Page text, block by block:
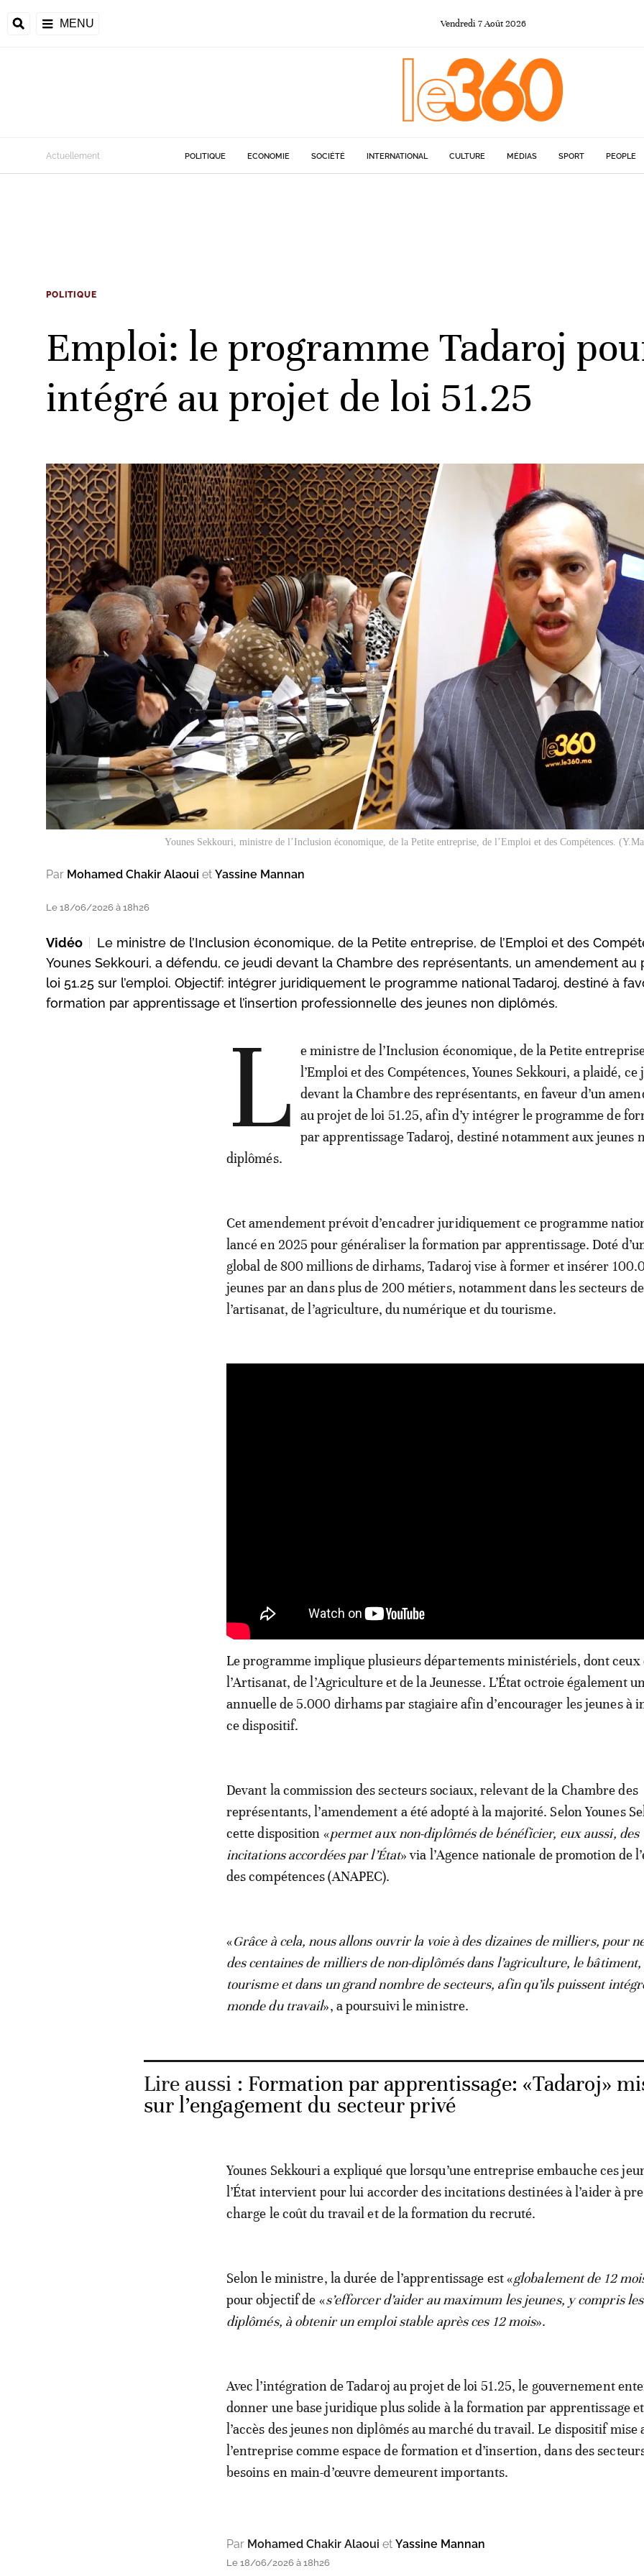
MENU Vendredi 7Août 2026
Actuellement POLITIQUE ECONOMIE SOCIÉTÉ INTERNATIONAL CULTURE MÉDIAS SPORT PEOPLE
POLITIQUE
Emploi: le programme Tadaroj
intégré au projet de loi 51.25
Younes Sekkouri, ministre de l’Inclusion économique, de la Petite entreprise, de l’Emploi et des Compétences.
Par Mohamed Chakir Alaoui et Yassine Mannan
Le 18/06/2026 à 18h26
Vidéo
Le ministre de l’Inclusion économique, de la Petite entreprise, de l’Emploi et des
Younes Sekkouri, a défendu, ce jeudi devant la Chambre des représentants, un amendement au
loi 51.25 sur l’emploi. Objectif: intégrer juridiquement le programme national Tadaroj, destiné à
formation par apprentissage et l’insertion professionnelle des jeunes non diplômés.
L
e ministre de l’Inclusion économique, de la Petite
l’Emploi et des Compétences, Younes Sekkouri, a plaidé, ce
devant la Chambre des représentants, en faveur d’un
au projet de loi 51.25, afin d’y intégrer le programme de
par apprentissage Tadaroj, destiné notamment aux jeunes
diplômés.
Cet amendement prévoit d’encadrer juridiquement ce programme
lancé en 2025 pour généraliser la formation par apprentissage. Doté
global de 800 millions de dirhams, Tadaroj vise à former et insérer
jeunes par an dans plus de 200 métiers, notamment dans les secteurs de
l’artisanat, de l’agriculture, du numérique et du tourisme.
Le programme implique plusieurs départements ministériels, dont ceux
l’Artisanat, de l’Agriculture et de la Jeunesse. L’État octroie également
annuelle de 5.000 dirhams par stagiaire afin d’encourager les jeunes à
ce dispositif.
Devant la commission des secteurs sociaux, relevant de la Chambre des
représentants, l’amendement a été adopté à la majorité. Selon Younes
cette disposition «permet aux non-diplômés de bénéficier, eux aussi, des
incitations accordées par l’État» via l’Agence nationale de promotion de
des compétences (ANAPEC).
«Grâce à cela, nous allons ouvrir la voie à des dizaines de milliers, pour
des centaines de milliers de non-diplômés dans l’agriculture, le bâtiment,
tourisme et dans un grand nombre de secteurs, afin qu’ils puissent
monde du travail», a poursuivi le ministre.
Lire aussi : Formation par apprentissage: «Tadaroj»
sur l’engagement du secteur privé
Younes Sekkouri a expliqué que lorsqu’une entreprise embauche ces
l’État intervient pour lui accorder des incitations destinées à l’aider à
charge le coût du travail et de la formation du recruté.
Selon le ministre, la durée de l’apprentissage est «globalement de 12
pour objectif de «s’efforcer d’aider au maximum les jeunes, y compris
diplômés, à obtenir un emploi stable après ces 12 mois».
Avec l’intégration de Tadaroj au projet de loi 51.25, le gouvernement
donner une base juridique plus solide à la formation par apprentissage
l’accès des jeunes non diplômés au marché du travail. Le dispositif mise
l’entreprise comme espace de formation et d’insertion, dans des
besoins en main-d’œuvre demeurent importants.
Par Mohamed Chakir Alaoui et Yassine Mannan
Le 18/06/2026 à 18h26